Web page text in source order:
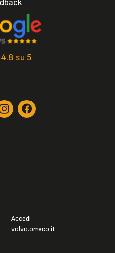
4.8 su 5
Accedi
volvo.omeco.it